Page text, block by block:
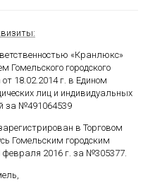
«Кранлюкс»
Гомельского городского
18.02.2014 г. в Едином
лиц и индивидуальных
за №491064539
в Торговом
Гомельским городским
2016 г. за №305377.